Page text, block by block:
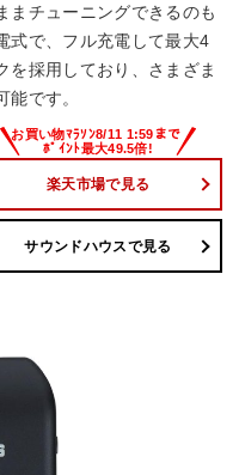
まチューニングできるのも
式で、フル充電して最大4
を採用しており、さまざま
です。
楽天市場で見る
サウンドハウスで見る